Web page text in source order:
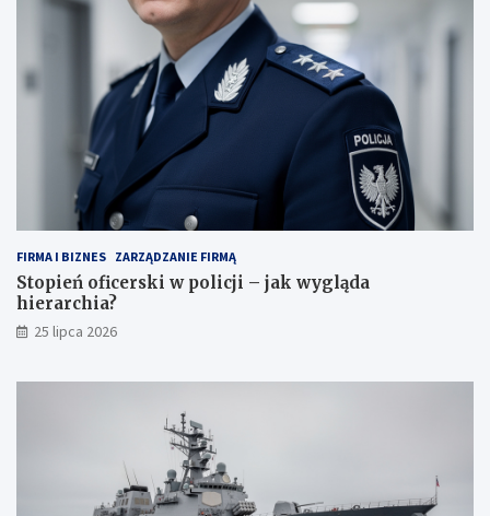
FIRMA I BIZNES ZARZĄDZANIE FIRMĄ
Stopień oficerski w policji – jak wygląda
hierarchia?
25 lipca 2026